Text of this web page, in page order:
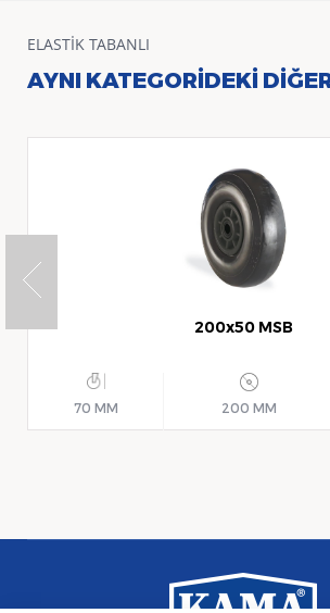
ELASTIK TABANLI
AYNI KATEGORIDEKI
200x50 MSB
70 MM 200 MM